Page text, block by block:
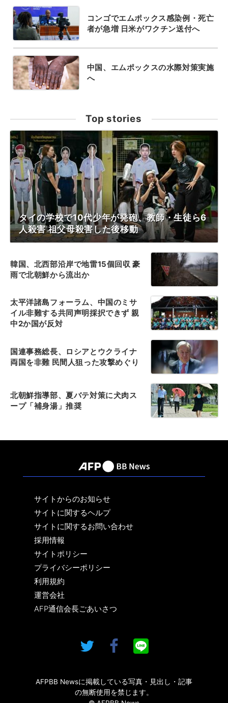
コンゴでエムポックス感染例・死亡
者が急増 日米がワクチン送付へ
中国、エムポックスの水際対策実施
へ
Top stories
タイの学校で10代少年が発砲、教師・生徒ら6
人殺害 祖父母殺害した後移動
韓国、北西部沿岸で地雷15個回収 豪
雨で北朝鮮から流出か
太平洋諸島フォーラム、中国のミサ
イル非難する共同声明採択できず 親
中2か国が反対
国連事務総長、ロシアとウクライナ
両国を非難 民間人狙った攻撃めぐり
北朝鮮指導部、夏バテ対策に犬肉ス
ープ「補身湯」推奨
サイトからのお知らせ
サイトに関するヘルプ
サイトに関するお問い合わせ
採用情報
サイトポリシー
プライバシーポリシー
利用規約
運営会社
AFP通信会長ごあいさつ
AFPBB Newsに掲載している写真・見出し・記事
の無断使用を禁じます。